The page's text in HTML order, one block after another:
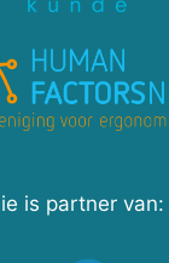
is partner van: